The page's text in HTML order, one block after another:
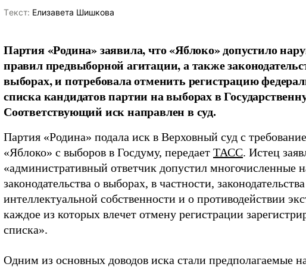
Tекст: Елизавета Шишкова
Партия «Родина» заявила, что «Яблоко» допустило
правил предвыборной агитации, а также
выборах, и потребовала отменить регистрацию
списка кандидатов партии на выборах в
Соответствующий иск направлен в суд.
Партия «Родина» подала иск в Верховный суд с
«Яблоко» с выборов в Госдуму, передает ТАСС. Истец
«административный ответчик допустил многочисленные
законодательства о выборах, в частности,
интеллектуальной собственности и о противодействии
каждое из которых влечет отмену регистрации
списка».
Одним из основных доводов иска стали предполагаемые